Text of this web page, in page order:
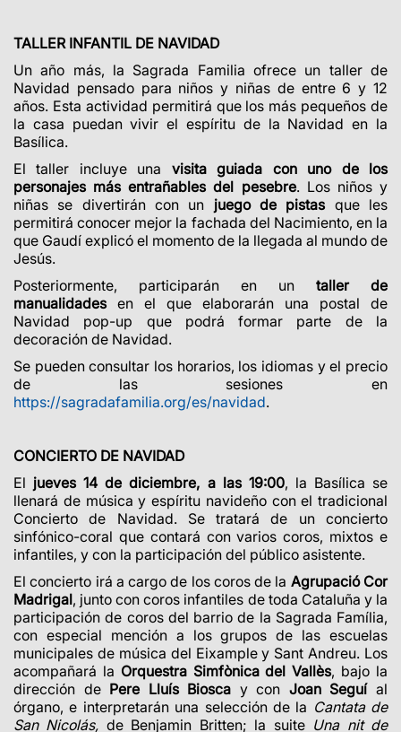
TALLER INFANTIL DE NAVIDAD
Un año más, la Sagrada Familia ofrece un taller de
Navidad pensado para niños y niñas de entre 6 y 12
años. Esta actividad permitirá que los más pequeños de
la casa puedan vivir el espíritu de la Navidad en la
Basílica.
El taller incluye una visita guiada con uno de los
personajes más entrañables del pesebre. Los niños y
niñas se divertirán con un juego de pistasque les
permitirá conocer mejor la fachada del Nacimiento, en la
que Gaudí explicó el momento de la llegada al mundo de
Jesús.
Posteriormente, participarán en un taller de
manualidadesen el que elaborarán una postal de
Navidad pop-up que podrá formar parte de la
decoración de Navidad.
Se pueden consultar los horarios, los idiomas y el precio
de las sesiones en
https://sagradafamilia.org/es/navidad.
CONCIERTO DE NAVIDAD
El jueves 14 de diciembre, a las 19:00, la Basílica se
llenará de música y espíritu navideño con el tradicional
Concierto de Navidad.
Se tratará de un concierto
sinfónico-coral que contará con varios coros, mixtos e
infantiles, y con la participación del público asistente.
El concierto irá a cargo de los coros de la Agrupació Cor
Madrigal, junto con coros infantiles de toda Cataluña y la
participación de coros del barrio de la Sagrada Família,
con especial mención a los grupos de las escuelas
municipales de música del Eixample y Sant Andreu. Los
acompañará la Orquestra Simfònica del Vallès, bajo la
dirección de Pere Lluís Biosca y con Joan Seguíal
órgano, e interpretarán una selección de la Cantata de
San Nicolás, de Benjamin Britten; la suite Una nit de